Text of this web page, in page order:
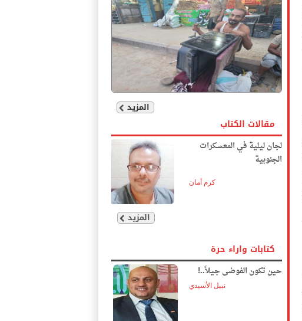
المزيد
مقالات الكتاب
لجان ليلية في المعسكرات
الجنوبية
كرم أمان
المزيد
كتابات واراء حرة
حين تكون الفوضى جيلاً..!
نبيل الأسيدي